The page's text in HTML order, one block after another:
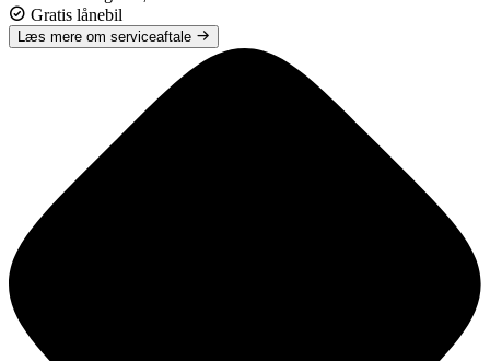
Gratis lånebil
Læs mere om serviceaftale